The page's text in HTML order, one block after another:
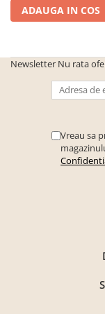
Scaune living/dining
Seturi masa
Chiuvete bucatarie
Mese bucatarie /
ADAUGA IN COS
Newsletter Nu rata
Vreau sa